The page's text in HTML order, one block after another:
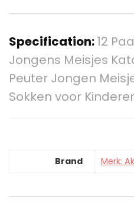
Specification:12
Jongens Meisjes
Peuter Jongen
Sokken voor
Brand Merk: